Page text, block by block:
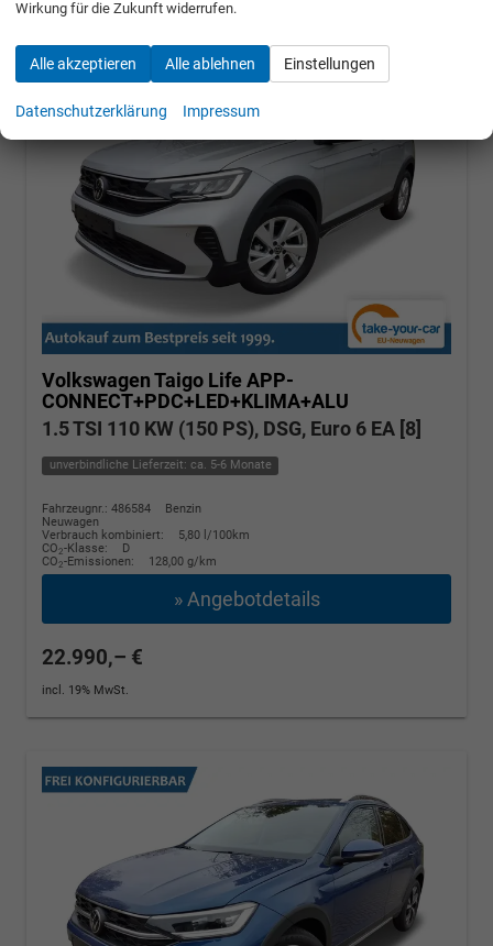
Volkswagen Taigo Life APP-
CONNECT+PDC+LED+KLIMA+ALU
1.5 TSI 110 KW (150 PS), DSG, Euro 6 EA [8]
unverbindliche Lieferzeit: ca. 5-6 Monate
Fahrzeugnr.: 486584
Benzin
Neuwagen
Verbrauch kombiniert:
5,80 l/100km
CO2-Klasse:
D
CO2-Emissionen: 128,00 g/km
» Angebotdetails
22.990,– €
incl. 19% MwSt.
Wirkung für die Zukunft widerrufen.
Alle akzeptieren Alle ablehnen Einstellungen
Datenschutzerklärung Impressum